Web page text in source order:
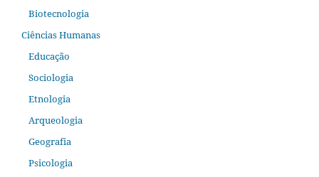
Biotecnologia
Ciências Humanas
Educação
Sociologia
Etnologia
Arqueologia
Geografia
Psicologia